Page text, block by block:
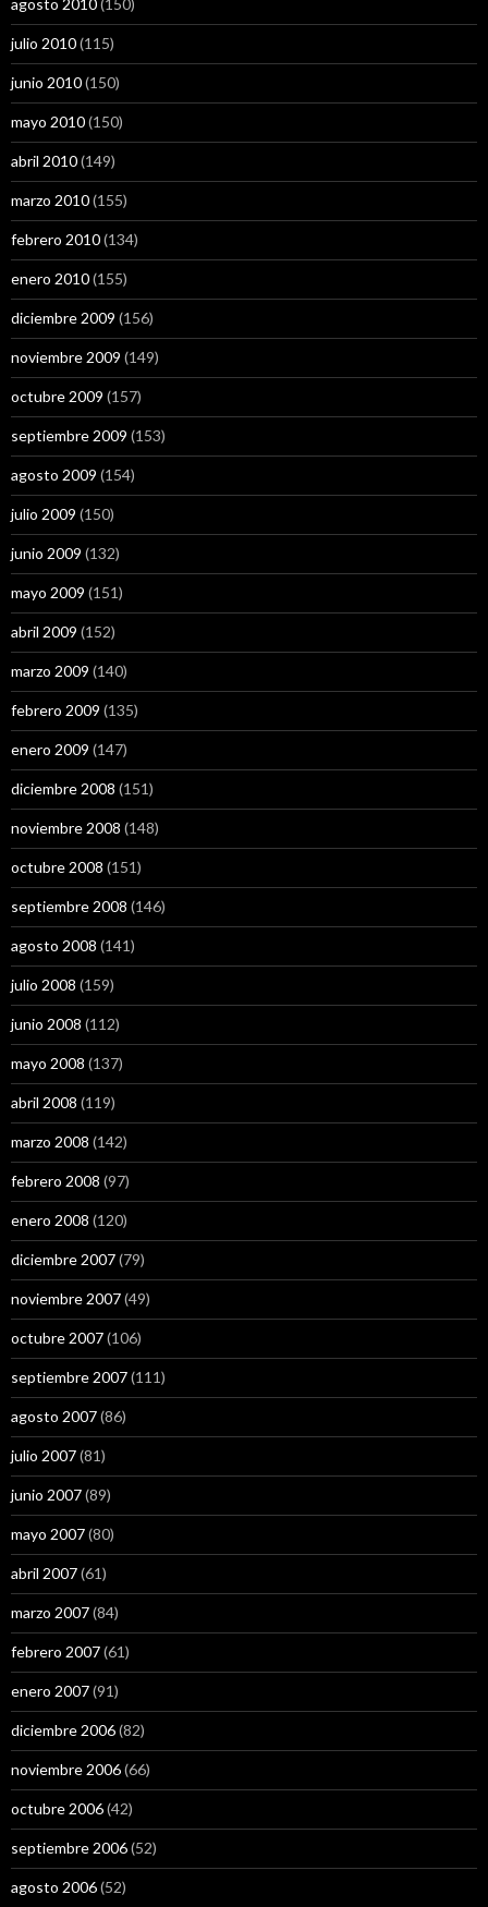
agosto 2010(150)
julio 2010(115)
junio 2010(150)
mayo 2010(150)
abril 2010(149)
marzo 2010(155)
febrero 2010(134)
enero 2010(155)
diciembre 2009 (156)
noviembre 2009 (149)
octubre 2009 (157)
septiembre 2009 (153)
agosto 2009 (154)
julio 2009 (150)
junio 2009 (132)
mayo 2009 (151)
abril 2009 (152)
marzo 2009 (140)
febrero 2009 (135)
enero 2009 (147)
diciembre 2008 (151)
noviembre 2008 (148)
octubre 2008 (151)
septiembre 2008 (146)
agosto 2008 (141)
julio 2008 (159)
junio 2008 (112)
mayo 2008 (137)
abril 2008 (119)
marzo 2008 (142)
febrero 2008 (97)
enero 2008 (120)
diciembre 2007(79)
noviembre 2007(49)
octubre 2007(106)
septiembre 2007(111)
agosto 2007(86)
julio 2007(81)
junio 2007(89)
mayo 2007(80)
abril 2007(61)
marzo 2007(84)
febrero 2007(61)
enero 2007(91)
diciembre 2006(82)
noviembre 2006(66)
octubre 2006(42)
septiembre 2006(52)
agosto 2006(52)